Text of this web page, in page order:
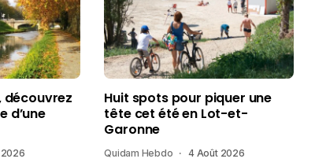
découvrez
d’une
Huit spots pour piquer une
tête cet été en Lot-et-
Garonne
Quidam Hebdo 4 Août 2026